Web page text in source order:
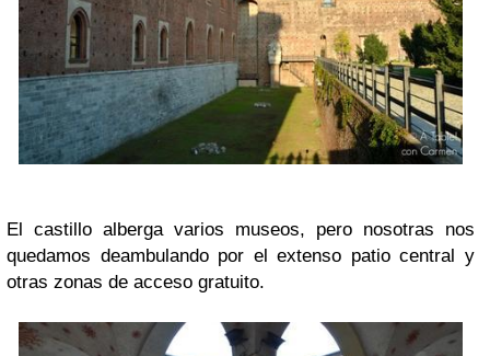
El castillo alberga varios museos, pero nosotras nos
quedamos deambulando por el extenso patio central y
otras zonas de acceso gratuito.